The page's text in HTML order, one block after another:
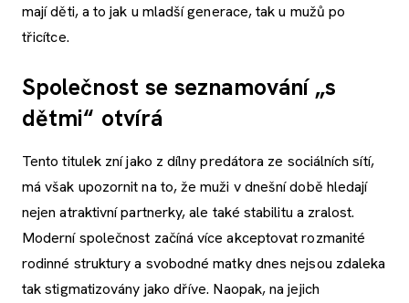
mají děti, a to jak u mladší generace, tak u mužů po
třicítce.
Společnost se seznamování „s
dětmi“ otvírá
Tento titulek zní jako z dílny predátora ze sociálních sítí,
má však upozornit na to, že muži v dnešní době hledají
nejen atraktivní partnerky, ale také stabilitu a zralost.
Moderní společnost začíná více akceptovat rozmanité
rodinné struktury a svobodné matky dnes nejsou zdaleka
tak stigmatizovány jako dříve. Naopak, na jejich